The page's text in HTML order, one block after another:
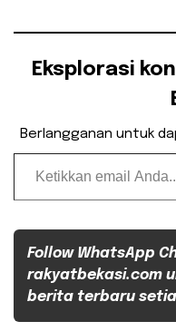
Eksplorasi
Berlangganan untuk
Ketikkan email Anda...
Follow WhatsApp
rakyatbekasi.com
berita terbaru